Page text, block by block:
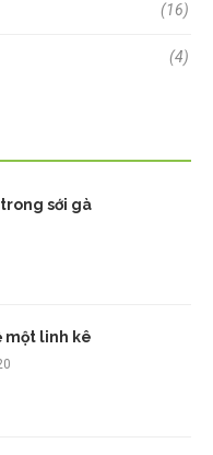
(16)
(4)
trong sới gà
một linh kê